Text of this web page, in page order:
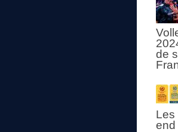
de
Les
end